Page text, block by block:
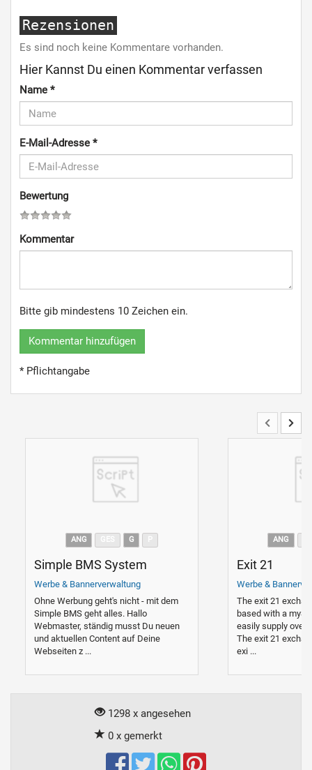
Rezensionen
Es sind noch keine Kommentare vorhanden.
Hier Kannst Du einen Kommentar verfassen
Name *
E-Mail-Adresse *
Bewertung
Kommentar
Bitte gib mindestens 10 Zeichen ein.
Kommentar hinzufügen
* Pflichtangabe
ANG G
Simple BMS System
Werbe & Bannerverwaltung
Ohne Werbung geht's nicht - mit dem
Simple BMS geht alles. Hallo
Webmaster, ständig musst Du neuen
und aktuellen Content auf Deine
Webseiten z ...
ANG
Exit 21
Werbe &
The exit 21
based with a
easily supply over
The exit 21
exi ...
1298 x angesehen
0 x gemerkt